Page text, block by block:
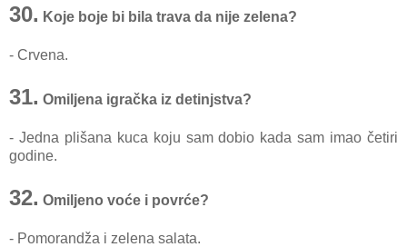
30. Koje boje bi bila trava da nije zelena?
- Crvena.
31. Omiljena igračka iz detinjstva?
- Jedna plišana kuca koju sam dobio kada sam imao četiri
godine.
32. Omiljeno voće i povrće?
- Pomorandža i zelena salata.